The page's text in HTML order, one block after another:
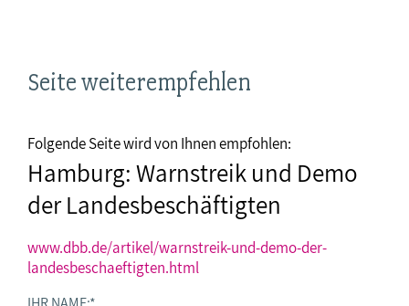
Seite weiterempfehlen
Folgende Seite wird von Ihnen empfohlen:
Hamburg: Warnstreik und Demo
der Landesbeschäftigten
www.dbb.de/artikel/warnstreik-und-demo-der-
landesbeschaeftigten.html
IHR NAME:*